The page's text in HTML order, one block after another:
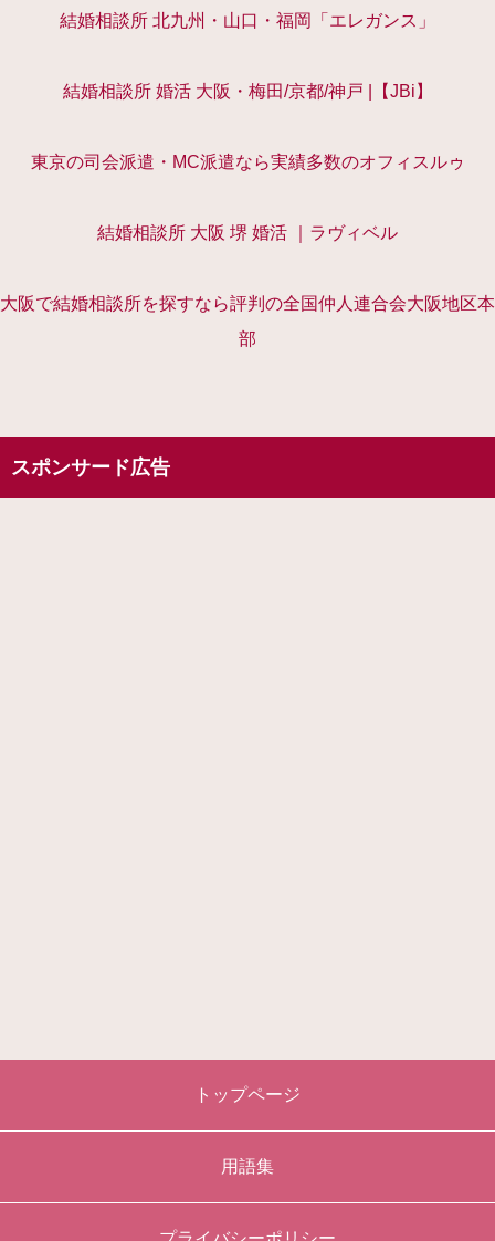
結婚相談所 北九州・山口・福岡「エレガンス」
結婚相談所 婚活 大阪・梅田/京都/神戸 |【JBi】
東京の司会派遣・MC派遣なら実績多数のオフィスルゥ
結婚相談所 大阪 堺 婚活 ｜ラヴィベル
大阪で結婚相談所を探すなら評判の全国仲人連合会大阪地区本
部
スポンサード広告
トップページ
用語集